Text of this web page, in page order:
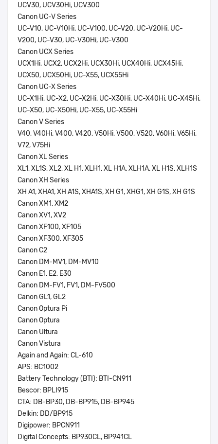
UCV30, UCV30Hi, UCV300
Canon UC-V Series
UC-V10, UC-V10Hi, UC-V100, UC-V20, UC-V20Hi, UC-
V200, UC-V30, UC-V30Hi, UC-V300
Canon UCX Series
UCX1Hi, UCX2, UCX2Hi, UCX30Hi, UCX40Hi, UCX45Hi,
UCX50, UCX50Hi, UC-X55, UCX55Hi
Canon UC-X Series
UC-X1Hi, UC-X2, UC-X2Hi, UC-X30Hi, UC-X40Hi, UC-X45Hi,
UC-X50, UC-X50Hi, UC-X55, UC-X55Hi
Canon V Series
V40, V40Hi, V400, V420, V50Hi, V500, V520, V60Hi, V65Hi,
V72, V75Hi
Canon XL Series
XL1, XL1S, XL2, XL H1, XLH1, XL H1A, XLH1A, XL H1S, XLH1S
Canon XH Series
XH A1, XHA1, XH A1S, XHA1S, XH G1, XHG1, XH G1S, XH G1S
Canon XM1, XM2
Canon XV1, XV2
Canon XF100, XF105
Canon XF300, XF305
Canon C2
Canon DM-MV1, DM-MV10
Canon E1, E2, E30
Canon DM-FV1, FV1, DM-FV500
Canon GL1, GL2
Canon Optura Pi
Canon Optura
Canon Ultura
Canon Vistura
Again and Again: CL-610
APS: BC1002
Battery Technology (BTI): BTI-CN911
Bescor: BPLI915
CTA: DB-BP30, DB-BP915, DB-BP945
Delkin: DD/BP915
Digipower: BPCN911
Digital Concepts: BP930CL, BP941CL